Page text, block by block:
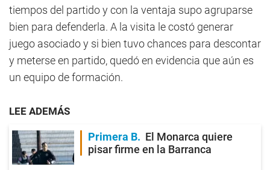
tiempos del partido y con la ventaja supo agruparse
bien para defenderla. A la visita le costó generar
juego asociado y si bien tuvo chances para descontar
y meterse en partido, quedó en evidencia que aún es
un equipo de formación.
LEE ADEMÁS
Primera B
El Monarca quiere
pisar firme en la Barranca